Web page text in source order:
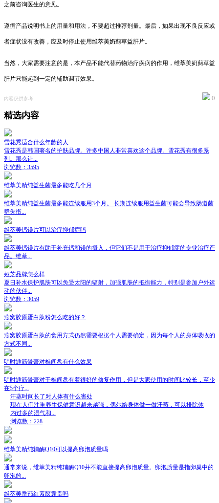
之前咨询医生的意见。
遵循产品说明书上的用量和用法，不要超过推荐剂量。最后，如果出现不良反应或
者症状没有改善，应及时停止使用维萃美奶蓟草益肝片。
当然，大家需要注意的是，本产品不能代替药物治疗疾病的作用，维萃美奶蓟草益
肝片只能起到一定的辅助调节效果。
内容仅供参考 0
精选内容
雪花秀适合什么年龄的人
雪花秀是韩国著名的护肤品牌。许多中国人非常喜欢这个品牌。雪花秀有很多系
列。那么让...
浏览数：3595
维萃美精纯益生菌最多能吃几个月
维萃美精纯益生菌最多能连续服用3个月。 长期连续服用益生菌可能会导致肠道菌
群失衡...
维萃美钙镁片可以治疗抑郁症吗
维萃美钙镁片有助于补充钙和镁的摄入，但它们不是用于治疗抑郁症的专业治疗产
品。维萃...
娅芝品牌怎么样
夏日补水保护肌肤可以免受太阳的辐射，加强肌肤的抵御能力，特别是参加户外运
动的伙伴...
浏览数：3059
燕窝胶原蛋白肽粉怎么吃的好？
燕窝胶原蛋白肽的食用方式仍然需要根据个人需要确定，因为每个人的身体吸收的
方式不同...
明时通筋骨膏对椎间盘有什么效果
明时通筋骨膏对于椎间盘有着很好的修复作用，但是大家使用的时间比较长，至少
在5个疗...
汗蒸时间长了对人体有什么害处
现在人们注重养生保健意识越来越强，偶尔给身体做一做汗蒸，可以排除体
内过多的湿气和...
浏览数：228
维萃美精纯辅酶Q10可以提高卵泡质量吗
通常来说，维萃美精纯辅酶Q10并不能直接提高卵泡质量。卵泡质量是指卵巢中的
卵泡的...
维萃美番茄红素胶囊贵吗